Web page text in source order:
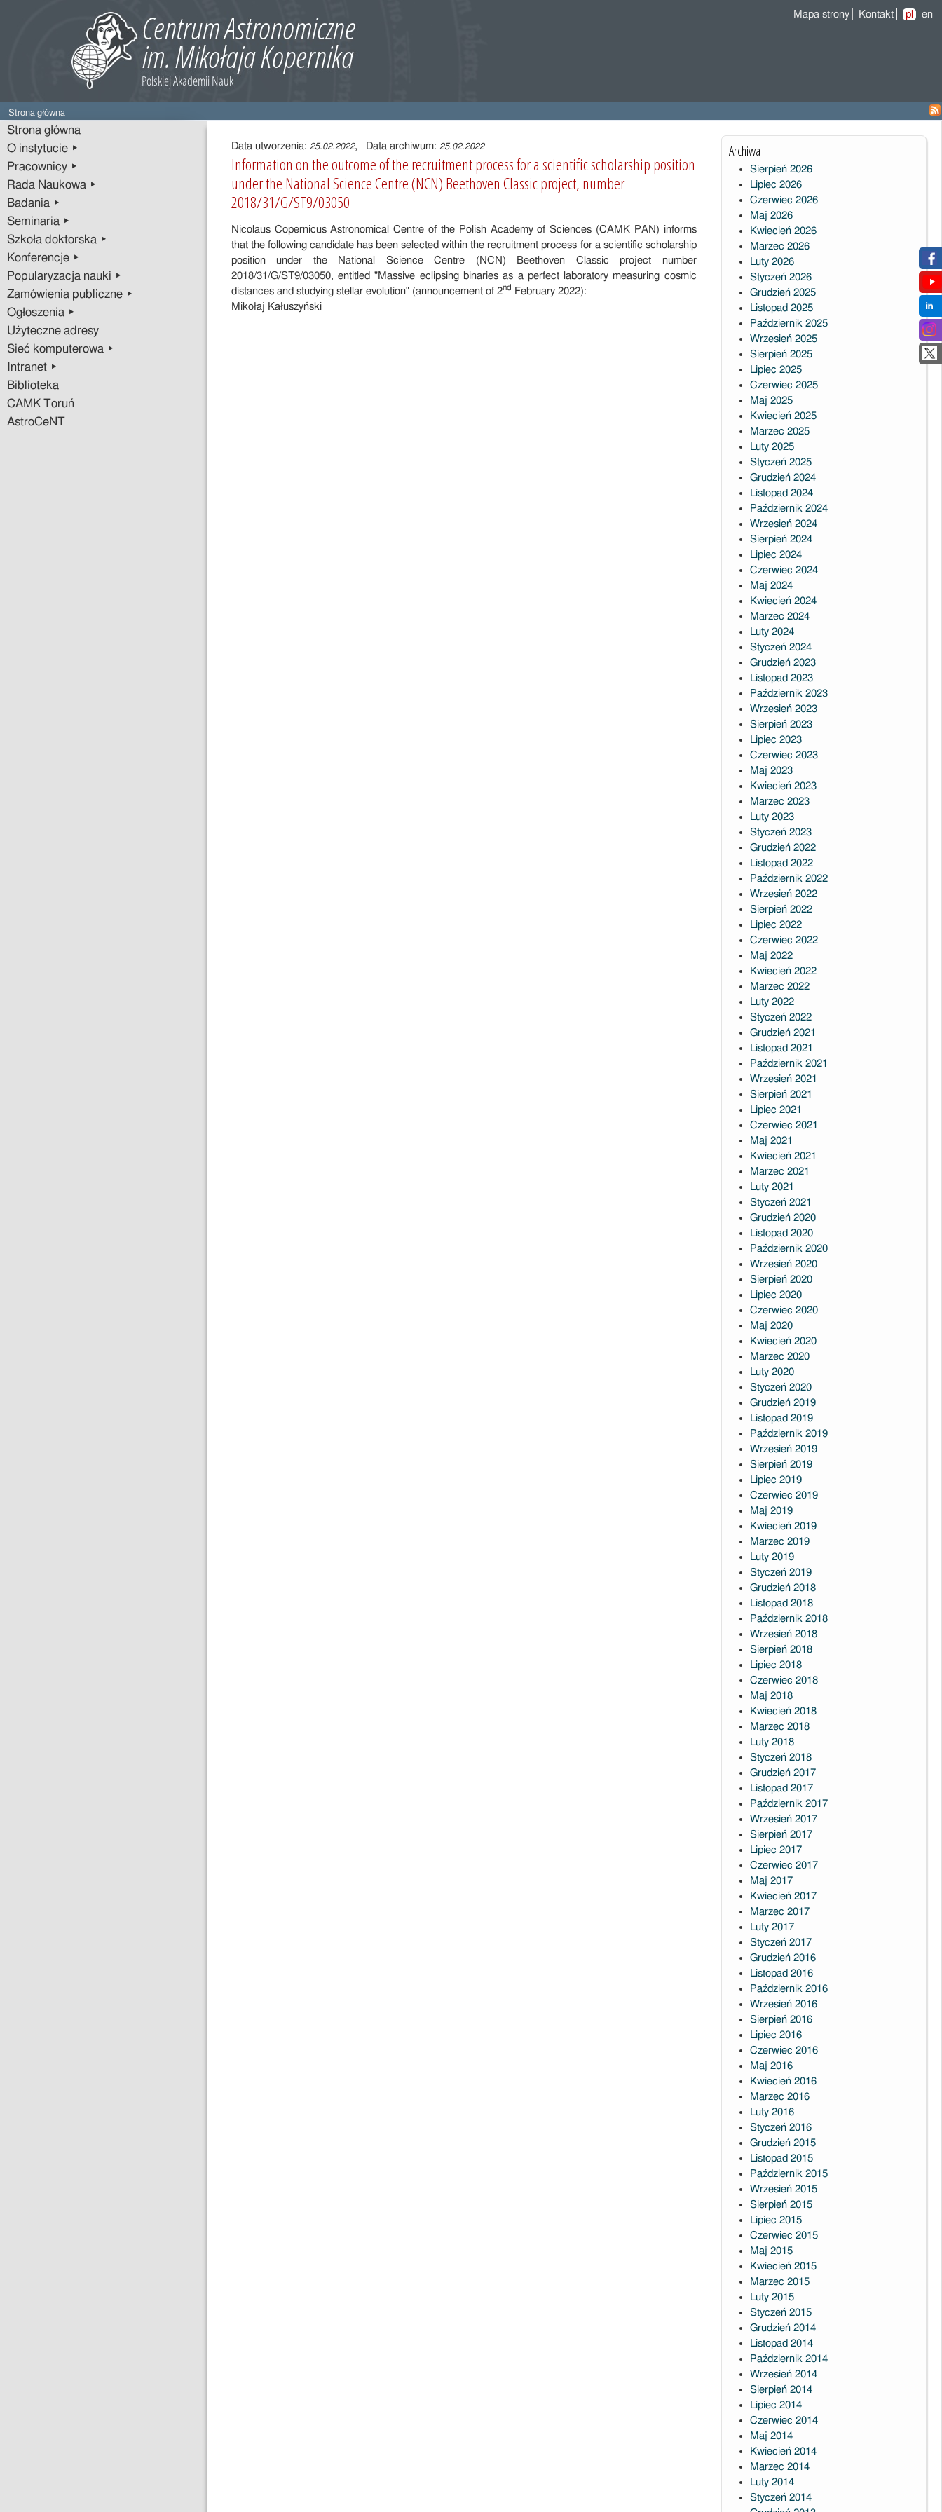
Mapa strony Kontakt pl en
Strona główna
Strona główna
O instytucie ▸
Pracownicy ▸
Rada Naukowa ▸
Badania ▸
Seminaria ▸
Szkoła doktorska ▸
Konferencje ▸
Popularyzacja nauki ▸
Zamówienia publiczne ▸
Ogłoszenia ▸
Użyteczne adresy
Sieć komputerowa ▸
Intranet ▸
Biblioteka
CAMK Toruń
AstroCeNT
Treść
wpisuData utworzenia: 25.02.2022, Data archiwum: 25.02.2022
Information on the outcome of the recruitment process for a scientific scholarship position
under the National Science Centre (NCN) Beethoven Classic project, number
2018/31/G/ST9/03050
Nicolaus Copernicus Astronomical Centre of the Polish Academy of Sciences (CAMK PAN) informs
that the following candidate has been selected within the recruitment process for a scientific scholarship
position under the National Science Centre (NCN) Beethoven Classic project number
2018/31/G/ST9/03050, entitled "Massive eclipsing binaries as a perfect laboratory measuring cosmic
distances and studying stellar evolution" (announcement of 2nd February 2022):
Mikołaj Kałuszyński
Archiwa
Sierpień 2026
Lipiec 2026
Czerwiec 2026
Maj 2026
Kwiecień 2026
Marzec 2026
Luty 2026
Styczeń 2026
Grudzień 2025
Listopad 2025
Październik 2025
Wrzesień 2025
Sierpień 2025
Lipiec 2025
Czerwiec 2025
Maj 2025
Kwiecień 2025
Marzec 2025
Luty 2025
Styczeń 2025
Grudzień 2024
Listopad 2024
Październik 2024
Wrzesień 2024
Sierpień 2024
Lipiec 2024
Czerwiec 2024
Maj 2024
Kwiecień 2024
Marzec 2024
Luty 2024
Styczeń 2024
Grudzień 2023
Listopad 2023
Październik 2023
Wrzesień 2023
Sierpień 2023
Lipiec 2023
Czerwiec 2023
Maj 2023
Kwiecień 2023
Marzec 2023
Luty 2023
Styczeń 2023
Grudzień 2022
Listopad 2022
Październik 2022
Wrzesień 2022
Sierpień 2022
Lipiec 2022
Czerwiec 2022
Maj 2022
Kwiecień 2022
Marzec 2022
Luty 2022
Styczeń 2022
Grudzień 2021
Listopad 2021
Październik 2021
Wrzesień 2021
Sierpień 2021
Lipiec 2021
Czerwiec 2021
Maj 2021
Kwiecień 2021
Marzec 2021
Luty 2021
Styczeń 2021
Grudzień 2020
Listopad 2020
Październik 2020
Wrzesień 2020
Sierpień 2020
Lipiec 2020
Czerwiec 2020
Maj 2020
Kwiecień 2020
Marzec 2020
Luty 2020
Styczeń 2020
Grudzień 2019
Listopad 2019
Październik 2019
Wrzesień 2019
Sierpień 2019
Lipiec 2019
Czerwiec 2019
Maj 2019
Kwiecień 2019
Marzec 2019
Luty 2019
Styczeń 2019
Grudzień 2018
Listopad 2018
Październik 2018
Wrzesień 2018
Sierpień 2018
Lipiec 2018
Czerwiec 2018
Maj 2018
Kwiecień 2018
Marzec 2018
Luty 2018
Styczeń 2018
Grudzień 2017
Listopad 2017
Październik 2017
Wrzesień 2017
Sierpień 2017
Lipiec 2017
Czerwiec 2017
Maj 2017
Kwiecień 2017
Marzec 2017
Luty 2017
Styczeń 2017
Grudzień 2016
Listopad 2016
Październik 2016
Wrzesień 2016
Sierpień 2016
Lipiec 2016
Czerwiec 2016
Maj 2016
Kwiecień 2016
Marzec 2016
Luty 2016
Styczeń 2016
Grudzień 2015
Listopad 2015
Październik 2015
Wrzesień 2015
Sierpień 2015
Lipiec 2015
Czerwiec 2015
Maj 2015
Kwiecień 2015
Marzec 2015
Luty 2015
Styczeń 2015
Grudzień 2014
Listopad 2014
Październik 2014
Wrzesień 2014
Sierpień 2014
Lipiec 2014
Czerwiec 2014
Maj 2014
Kwiecień 2014
Marzec 2014
Luty 2014
Styczeń 2014